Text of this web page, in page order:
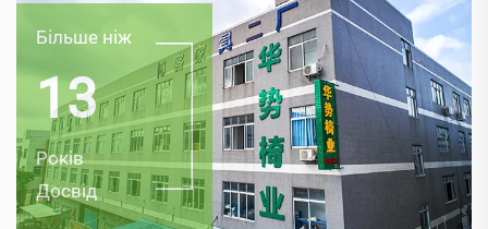
Більше ніж
13
Років
Досвід